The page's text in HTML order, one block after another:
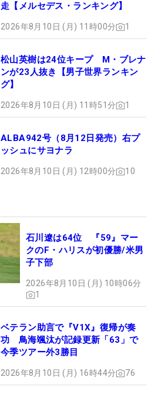
走【メルセデス・ランキング】
2026年8月10日 (月) 11時00分 1
松山英樹は24位キープ M・ブレナ
ンが23人抜き【男子世界ランキン
グ】
2026年8月10日 (月) 11時51分 1
ALBA942号（8月12日発売）右プ
ッシュにサヨナラ
2026年8月10日 (月) 12時00分 10
石川遼は64位 『59』マー
クのF・ハリスが初優勝/米男
子下部
2026年8月10日 (月) 10時06分
1
ベテラン助言で『V1X』復帰が奏
功 鳥海颯汰が記録更新「63」で
今季ツアー外3勝目
2026年8月10日 (月) 16時44分 76